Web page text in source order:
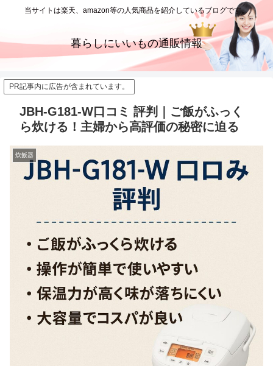
当サイトは楽天、amazon等の人気商品を紹介しているブログです。
暮らしにいいもの通販情報
PR記事内に広告が含まれています。
JBH-G181-W口コミ 評判｜ご飯がふっく
ら炊ける！主婦から高評価の秘密に迫る
炊飯器